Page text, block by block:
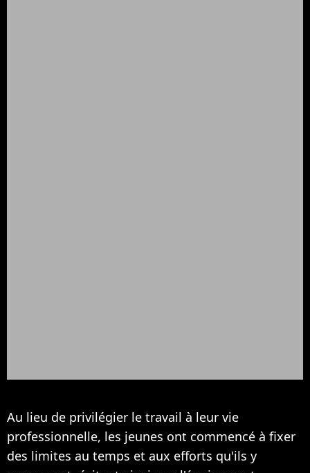
Au lieu de privilégier le travail à leur vie
professionnelle, les jeunes ont commencé à fixer
des limites au temps et aux efforts qu'ils y